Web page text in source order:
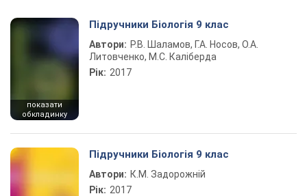
показати
обкладинку
Підручники Біологія 9 клас
Автори: Р.В. Шаламов, Г.А. Носов, О.А.
Литовченко, М.С. Каліберда
Рік: 2017
Підручники Біологія 9 клас
Автори: К.М. Задорожній
Рік: 2017